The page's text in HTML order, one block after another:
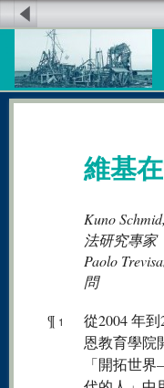
維基
Kuno
法研究專家
Paolo
問
¶ 1
從2004 年
恩教育學院
「開拓世